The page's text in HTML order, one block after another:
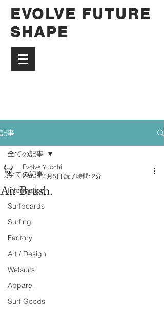
EVOLVE FUTURE
SHAPE
記事
全ての記事
Information
Surfboards
Surfing
Factory
Art / Design
Wetsuits
Apparel
Surf Goods
全ての記事
Air Brush.
Evolve Yucchi
2023年5月5日 読了時間: 2分